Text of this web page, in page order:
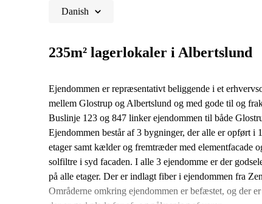
Danish
235m² lagerlokaler i Albertslund
Ejendommen er repræsentativt beliggende i et
mellem Glostrup og Albertslund og med gode til og
Buslinje 123 og 847 linker ejendommen til både
Ejendommen består af 3 bygninger, der alle er opført
etager samt kælder og fremtræder med elementfacade
solfiltre i syd facaden. I alle 3 ejendomme er der
på alle etager. Der er indlagt fiber i ejendommen fra
Områderne omkring ejendommen er befæstet, og der